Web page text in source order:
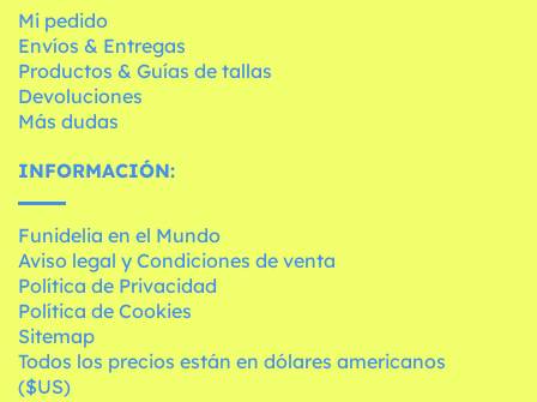
Mi pedido
Envíos & Entregas
Productos & Guías de tallas
Devoluciones
Más dudas
INFORMACIÓN:
Funidelia en el Mundo
Aviso legal y Condiciones de venta
Política de Privacidad
Política de Cookies
Sitemap
Todos los precios están en dólares americanos
($US)